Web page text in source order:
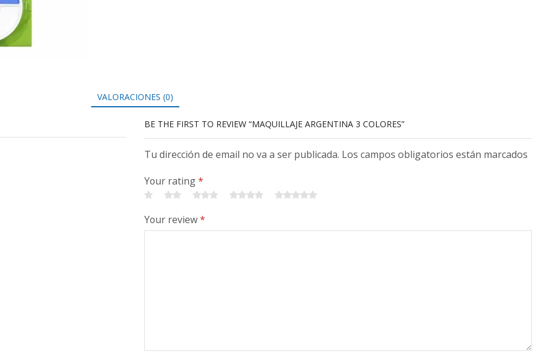
VALORACIONES (0)
BE THE FIRST TO REVIEW “MAQUILLAJE ARGENTINA 3 COLORES”
Tu dirección de email no va a ser publicada. Los campos obligatorios están marcados
Your rating*
Your review*